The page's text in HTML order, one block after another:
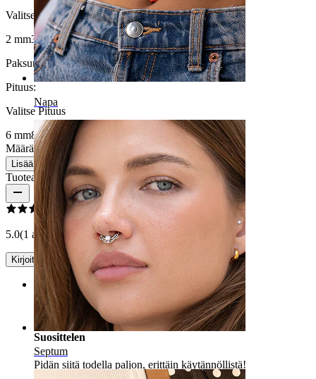
Napa
Septum
Valitse Pallon koko
2 mm3 mm
Paksuus:1,2 mm
Pituus:
Valitse Pituus
6 mm8 mm10 mm
Määrä: 1 Muuta
Lisää ostoskoriin
Tuotearvostelut
5.0(1 arvostelua)
Kirjoita arvostelu
Rating
Suosittelen
Pidän siitä todella paljon, erittäin käytännöllistä!